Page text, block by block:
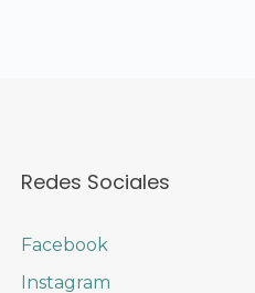
Redes Sociales
Facebook
Instagram